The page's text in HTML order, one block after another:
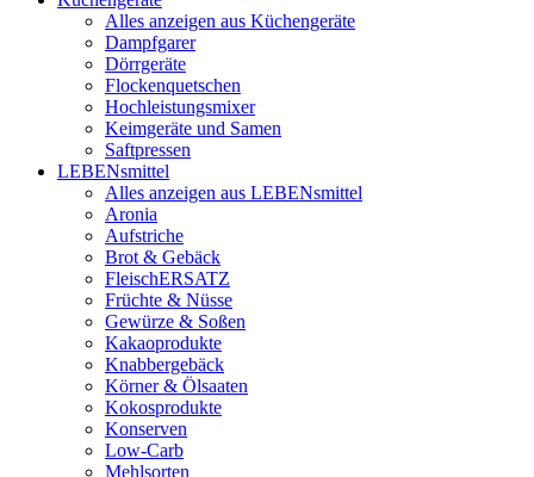
Alles anzeigen aus Küchengeräte
Dampfgarer
Dörrgeräte
Flockenquetschen
Hochleistungsmixer
Keimgeräte und Samen
Saftpressen
LEBENsmittel
Alles anzeigen aus LEBENsmittel
Aronia
Aufstriche
Brot & Gebäck
FleischERSATZ
Früchte & Nüsse
Gewürze & Soßen
Kakaoprodukte
Knabbergebäck
Körner & Ölsaaten
Kokosprodukte
Konserven
Low-Carb
Mehlsorten